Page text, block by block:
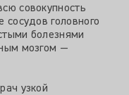
совокупность
сосудов головного
болезнями
мозгом —
узкой